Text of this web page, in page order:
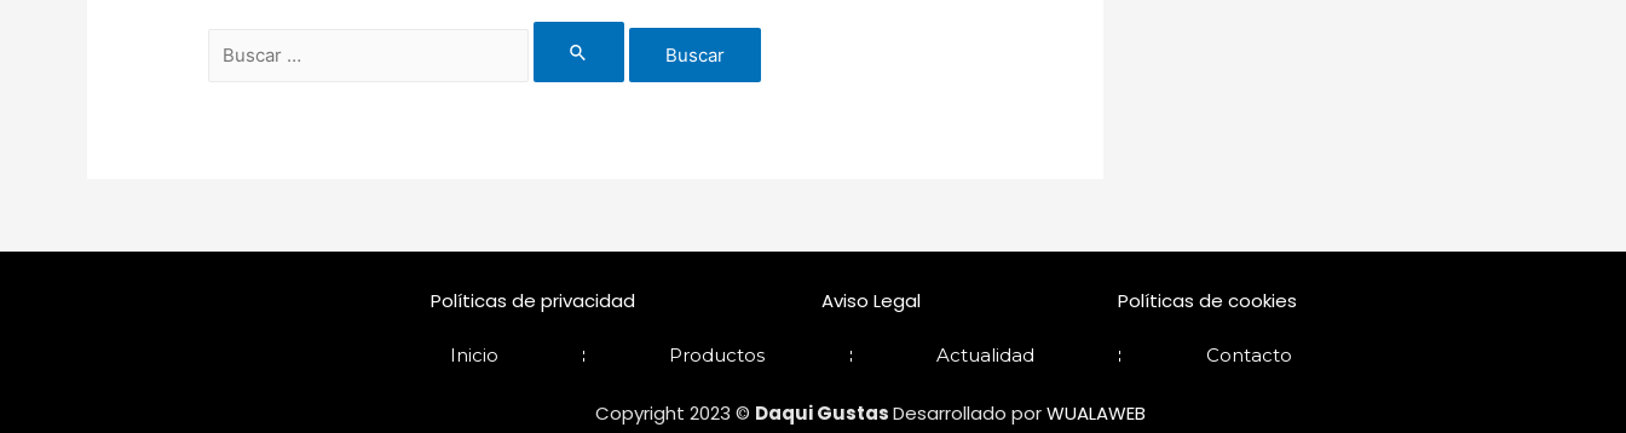
Políticas de privacidad Aviso Legal Políticas de cookies
Inicio Productos Actualidad Contacto
Copyright 2023 © Daqui GustasDesarrollado porWUALAWEB